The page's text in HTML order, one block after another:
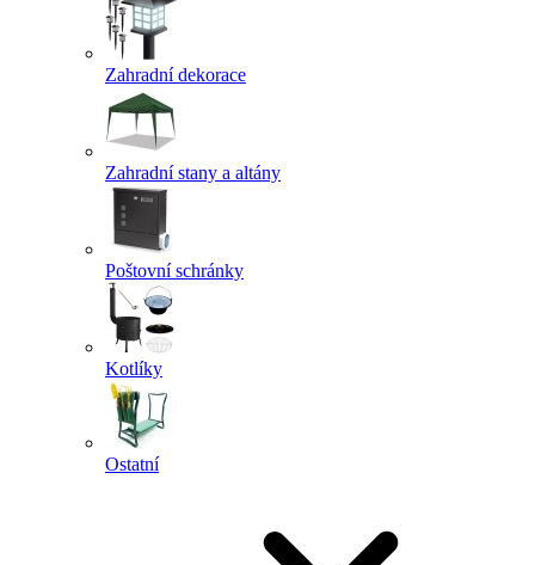
Zahradní dekorace
Zahradní stany a altány
Poštovní schránky
Kotlíky
Ostatní